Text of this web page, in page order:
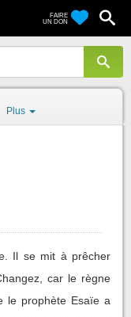
FAIRE
UN DON
Plus
Il se mit à prêcher
car le règne
le prophète Esaïe a